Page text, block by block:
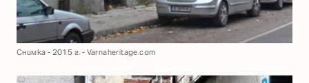
Снимка - 2015 г. - Varnaheritage.com